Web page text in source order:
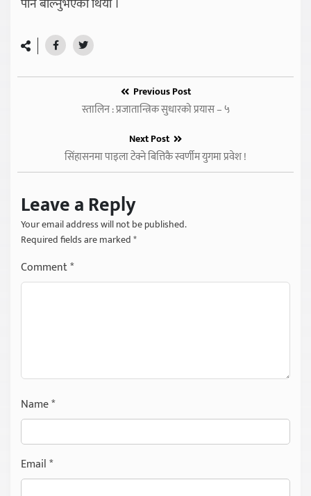
Previous Post
स्तालिन : प्रजातान्त्रिक सुधारको प्रयास – ५
Next Post
सिंहासनमा पाइला टेक्ने बित्तिकै स्वर्णीम युगमा प्रवेश !
Leave a Reply
Your email address will not be published.
Required fields are marked*
Comment*
Name*
Email*